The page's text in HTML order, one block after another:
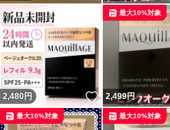
2,480 円 いいね！
2,499円
最大10%対象
最大10%対象 最大10%対象